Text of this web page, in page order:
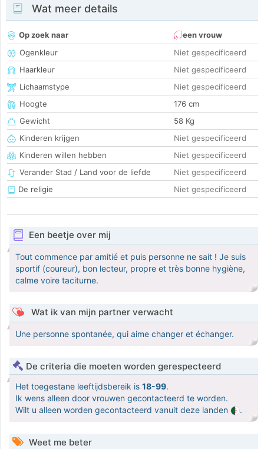
Wat meer details
Op zoek naar
een vrouw
Ogenkleur
Niet gespecificeerd
Haarkleur
Niet gespecificeerd
Lichaamstype
Niet gespecificeerd
Hoogte
176 cm
Gewicht
58 Kg
Kinderen krijgen
Niet gespecificeerd
Kinderen willen hebben
Niet gespecificeerd
Verander Stad / Land voor de liefde
Niet gespecificeerd
De religie
Niet gespecificeerd
Een beetje over mij
Tout commence par amitié et puis personne ne sait ! Je suis
sportif (coureur), bon lecteur, propre et très bonne hygiène,
calme voire taciturne.
Wat ik van mijn partner verwacht
Une personne spontanée, qui aime changer et échanger.
De criteria die moeten worden gerespecteerd
Het toegestane leeftijdsbereik is 18-99.
Ik wens alleen door vrouwen gecontacteerd te worden.
Wilt u alleen worden gecontacteerd vanuit deze landen
.
Weet me beter